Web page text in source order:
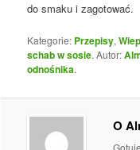
do smaku i zagotować.
Kategorie: Przepisy,
schab w sosie. Autor:
odnośnika.
O